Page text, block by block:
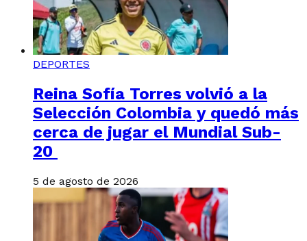
DEPORTES
Reina Sofía Torres volvió a la
Selección Colombia y quedó más
cerca de jugar el Mundial Sub-
20
5 de agosto de 2026